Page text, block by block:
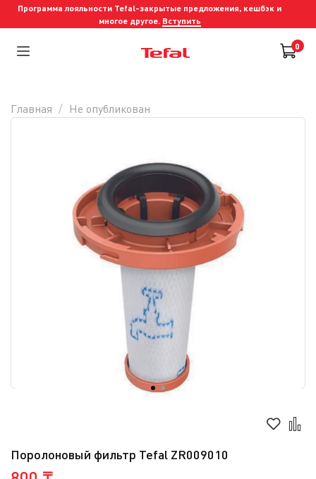
Программа лояльности Tefal-закрытые предложения, кешбэк и
многое другое. Вступить
0
Поролоновый фильтр Tefal ZR009010
Главная Не опубликован